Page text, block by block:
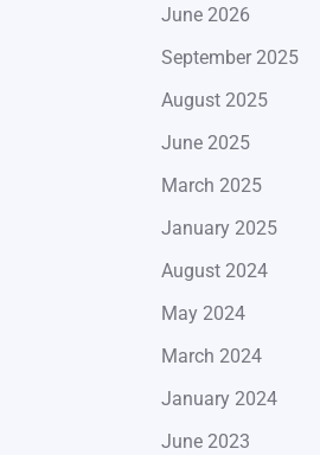
June 2026
September 2025
August 2025
June 2025
March 2025
January 2025
August 2024
May 2024
March 2024
January 2024
June 2023